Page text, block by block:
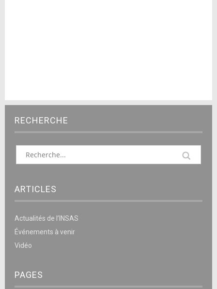
RECHERCHE
ARTICLES
Actualités de l’INSAS
Événements à venir
Vidéo
PAGES